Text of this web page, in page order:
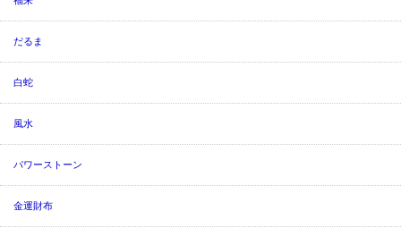
だるま
白蛇
風水
パワーストーン
金運財布